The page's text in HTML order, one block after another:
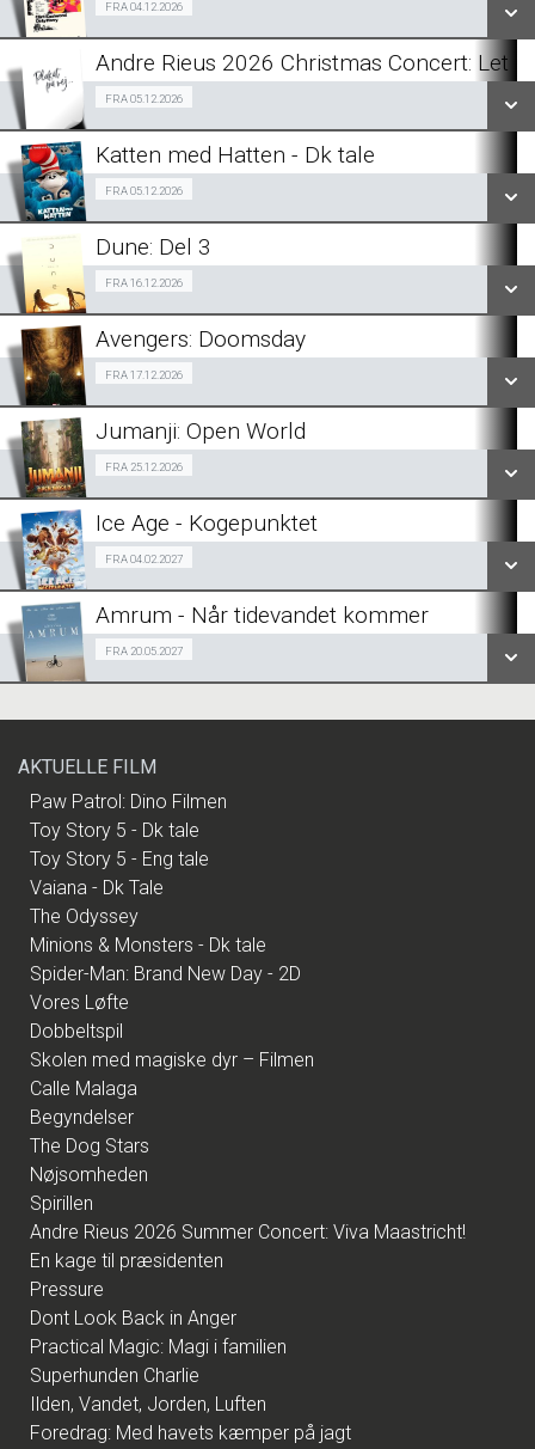
LÆS MERE
FRA 04.12.2026
LÆS MERE
Andre Rieus 2026 Christmas Concert: Let It
FRA 05.12.2026
LÆS MERE
Katten med Hatten - Dk tale
FRA 05.12.2026
LÆS MERE
Dune: Del 3
FRA 16.12.2026
FÅ BESKED...
LÆS MERE
Avengers: Doomsday
FRA 17.12.2026
FÅ BESKED...
LÆS MERE
Jumanji: Open World
FRA 25.12.2026
FÅ BESKED...
LÆS MERE
Ice Age - Kogepunktet
FRA 04.02.2027
FÅ BESKED...
LÆS MERE
Amrum - Når tidevandet kommer
FRA 20.05.2027
AKTUELLE FILM
Paw Patrol: Dino Filmen
Toy Story 5 - Dk tale
Toy Story 5 - Eng tale
Vaiana - Dk Tale
The Odyssey
Minions & Monsters - Dk tale
Spider-Man: Brand New Day - 2D
Vores Løfte
Dobbeltspil
Skolen med magiske dyr – Filmen
Calle Malaga
Begyndelser
The Dog Stars
Nøjsomheden
Spirillen
Andre Rieus 2026 Summer Concert: Viva Maastricht!
En kage til præsidenten
Pressure
Dont Look Back in Anger
Practical Magic: Magi i familien
Superhunden Charlie
Ilden, Vandet, Jorden, Luften
Foredrag: Med havets kæmper på jagt